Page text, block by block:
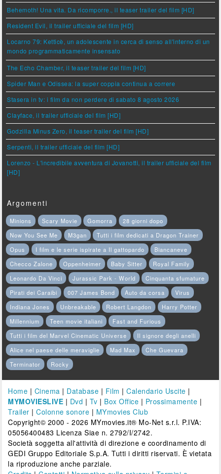
Behemoth! Una vita. Da ricomporre., il teaser trailer del film [HD]
Resident Evil, il trailer ufficiale del film [HD]
Locarno 79: Ketticè, un adolescente in cerca di senso all'interno di un
mondo programmaticamente insensato
The Echo Chamber, il teaser trailer del film [HD]
Spider Man e Odissea: la super coppia continua a correre
Stasera in tv: i film da non perdere di sabato 8 agosto 2026
Clayface, il trailer ufficiale del film [HD]
Godzilla Minus Zero, il teaser trailer del film [HD]
Serpenti, il trailer ufficiale del film [HD]
Lorenzo - L'incredibile avventura di Jovanotti, il trailer ufficiale del film
[HD]
Argomenti
Minions Scary Movie Gomorra
28 giorni dopo
Now You See Me
M3gan
Tutti i film dedicati a Dragon Trainer
Opus
I film e le serie ispirate a Il gattopardo
Biancaneve
Checco Zalone
Oppenheimer Baby Sitter
Royal Family
Leonardo Da Vinci
Jurassic Park - World
Cinquanta sfumature
Pirati dei Caraibi
007 James Bond Auto da corsa
Virus
Indiana Jones
Unbreakable Robert Langdon
Harry Potter
Millennium
Teen movie italiani
Fast and Furious
Tutti i film del Marvel Cinematic Universe
Il signore degli anelli
Alice nel paese delle meraviglie
Mad Max
Che Guevara
Terminator
Rocky
Home | Cinema | Database | Film |Calendario Uscite |
MYMOVIESLIVE | Dvd | Tv | Box Office | Prossimamente |
Trailer |Colonne sonore | MYmovies Club
Copyright© 2000 - 2026 MYmovies.it® Mo-Net s.r.l. P.IVA:
05056400483 Licenza Siae n. 2792/I/2742.
Società soggetta all'attività di direzione e coordinamento di
GEDI Gruppo Editoriale S.p.A. Tutti i diritti riservati. È vietata
la riproduzione anche parziale.